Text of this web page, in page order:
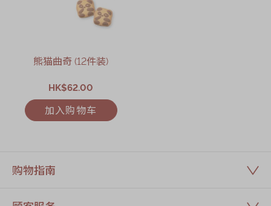
熊猫曲奇 (12件装)
HK$62.00
加入购物车
购物指南